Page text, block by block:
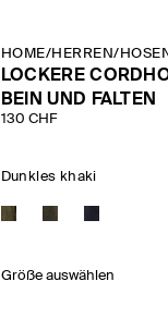
HOME/HERREN/
LOCKERE
BEIN UND FALTEN
130 CHF
Dunkles khaki
Größe auswählen